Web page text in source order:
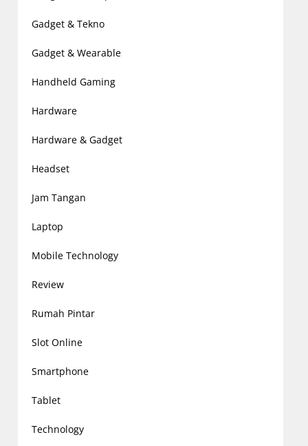
Gadget & Tekno
Gadget & Wearable
Handheld Gaming
Hardware
Hardware & Gadget
Headset
Jam Tangan
Laptop
Mobile Technology
Review
Rumah Pintar
Slot Online
Smartphone
Tablet
Technology